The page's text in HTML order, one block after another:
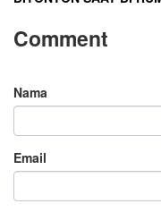
Comment
Nama
Email